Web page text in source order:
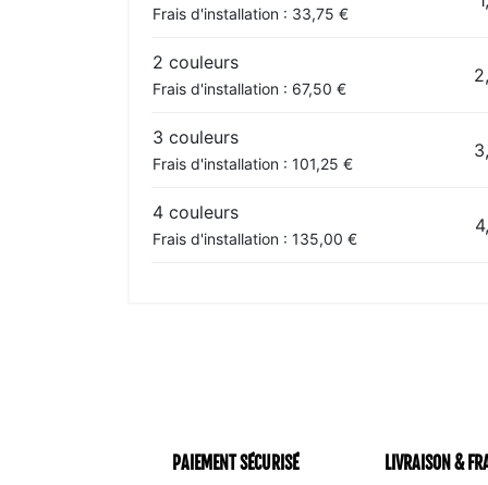
Frais d'installation : 33,75 €
2 couleurs
Frais d'installation : 67,50 €
3 couleurs
Frais d'installation : 101,25 €
4 couleurs
Frais d'installation : 135,00 €
PAIEMENT SÉCURISÉ LIVRAISON &